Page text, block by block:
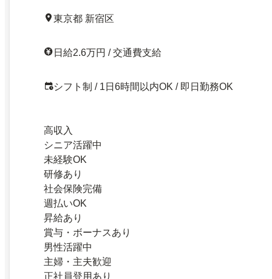
東京都 新宿区
日給2.6万円 / 交通費支給
シフト制 / 1日6時間以内OK / 即日勤務OK
高収入
シニア活躍中
未経験OK
研修あり
社会保険完備
週払いOK
昇給あり
賞与・ボーナスあり
男性活躍中
主婦・主夫歓迎
正社員登用あり